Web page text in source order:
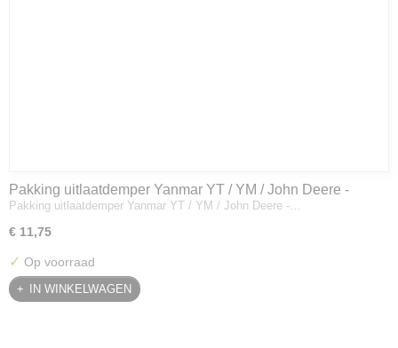
Pakking uitlaatdemper Yanmar YT / YM / John Deere -
128300-13230
Pakking uitlaatdemper Yanmar YT / YM / John Deere -…
€ 11,75
✓ Op voorraad
IN WINKELWAGEN